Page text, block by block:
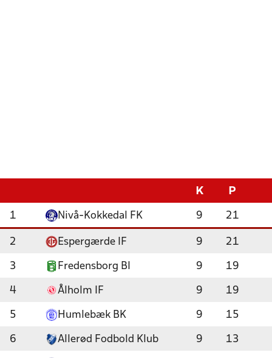
K P
1 Nivå-Kokkedal FK 9 21
2 Espergærde IF 9 21
3 Fredensborg BI 9 19
4 Ålholm IF 9 19
5 Humlebæk BK 9 15
6 Allerød Fodbold Klub 9 13